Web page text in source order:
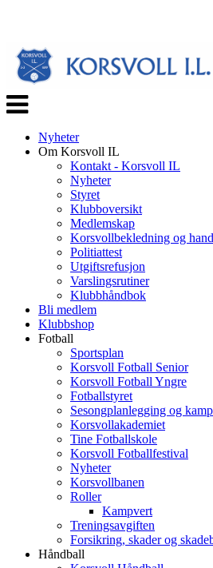
Veksle
navigasjon
Nyheter
Om Korsvoll IL
Kontakt - Korsvoll IL
Nyheter
Styret
Klubboversikt
Medlemskap
Korsvollbekledning og
Politiattest
Utgiftsrefusjon
Varslingsrutiner
Klubbhåndbok
Bli medlem
Klubbshop
Fotball
Sportsplan
Korsvoll Fotball Senior
Korsvoll Fotball Yngre
Fotballstyret
Sesongplanlegging og
Korsvollakademiet
Tine Fotballskole
Korsvoll Fotballfestival
Nyheter
Korsvollbanen
Roller
Kampvert
Treningsavgiften
Forsikring, skader og
Håndball